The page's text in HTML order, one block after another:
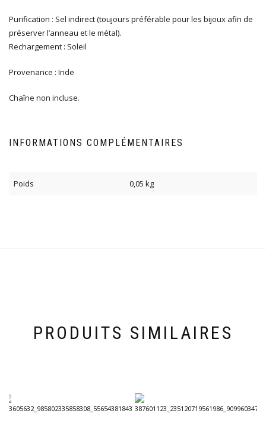
Purification : Sel indirect (toujours préférable pour les bijoux afin de
préserver l’anneau et le métal).
Rechargement : Soleil
Provenance : Inde
Chaîne non incluse.
INFORMATIONS COMPLÉMENTAIRES
Poids 0,05 kg
PRODUITS SIMILAIRES